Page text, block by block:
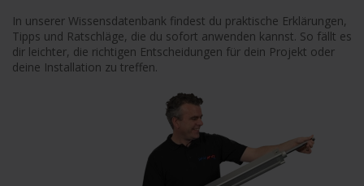
In unserer Wissensdatenbank findest du praktische Erklärungen,
Tipps und Ratschläge, die du sofort anwenden kannst. So fällt es
dir leichter, die richtigen Entscheidungen für dein Projekt oder
deine Installation zu treffen.